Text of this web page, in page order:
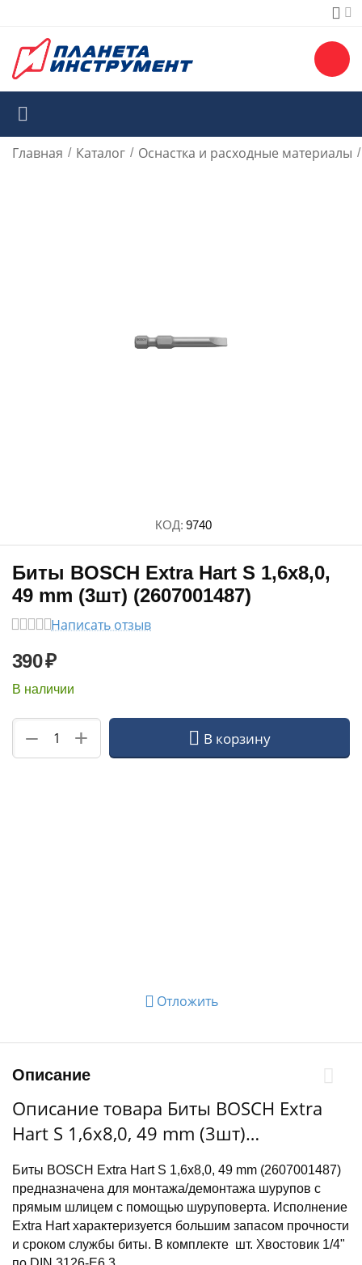
Главная / Каталог / Оснастка и расходные материалы /
КОД: 9740
Биты BOSCH Extra Hart S 1,6x8,0,
49 mm (3шт) (2607001487)
Написать отзыв
390₽
В наличии
+
− В корзину
Отложить
Описание
Описание товара Биты BOSCH Extra
Hart S 1,6x8,0, 49 mm (3шт)
(2607001487)
Биты BOSCH Extra Hart S 1,6x8,0, 49 mm (2607001487)
предназначена для монтажа/демонтажа шурупов с
прямым шлицем с помощью шуруповерта. Исполнение
Extra Hart характеризуется большим запасом прочности
и сроком службы биты. В комплекте шт. Хвостовик 1/4"